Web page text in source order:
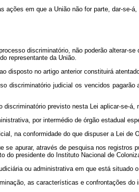
ações em que a União não for parte, dar-se-
discriminatório, não poderão alterar-
representante da União.
disposto no artigo anterior constituirá
discriminatório judicial os vencidos
discriminatório previsto nesta Lei aplicar-se-
por intermédio de órgão estadual
na conformidade do que dispuser a Lei de
se apurar, através de pesquisa nos registros
do presidente do Instituto Nacional de
ou administrativa em que está
as características e confrontações do